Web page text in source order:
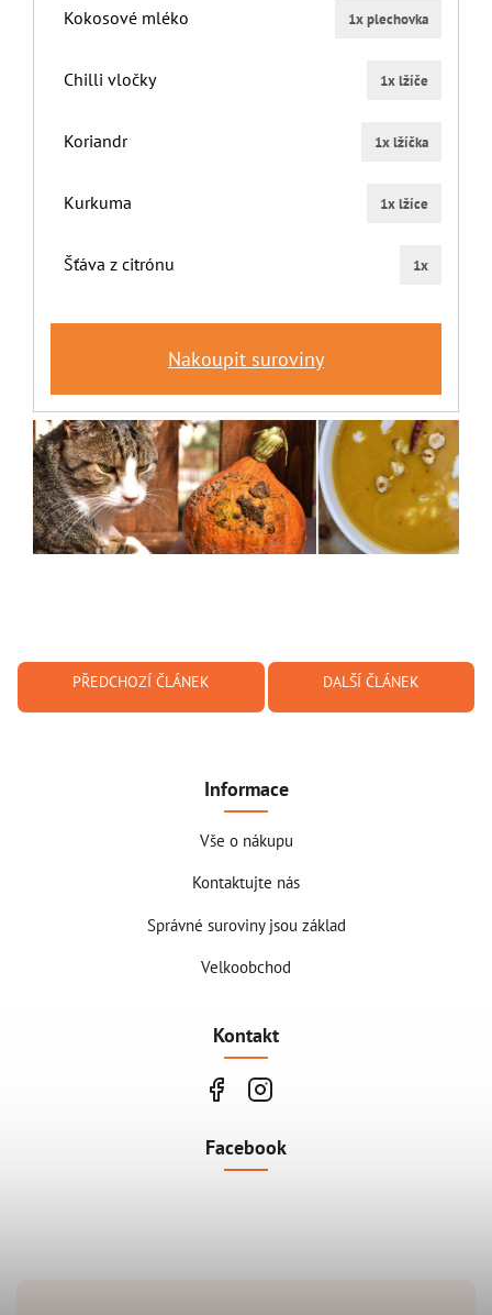
1x plechovka
Kokosové mléko
1x lžíče
Chilli vločky
1x lžíčka
Koriandr
1x lžíce
Kurkuma
1x
Šťáva z citrónu
Nakoupit suroviny
PŘEDCHOZÍ ČLÁNEK DALŠÍ ČLÁNEK
Informace
Vše o nákupu
Kontaktujte nás
Správné suroviny jsou základ
Velkoobchod
Kontakt
Facebook